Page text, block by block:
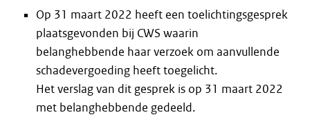
Op 31 maart 2022 heeft een toelichtingsgesprek
plaatsgevonden bij CWS waarin
belanghebbende haar verzoek om aanvullende
schadevergoeding heeft toegelicht.
Het verslag van dit gesprek is op 31 maart 2022
met belanghebbende gedeeld.